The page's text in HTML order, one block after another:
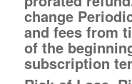
change
and fees from
of the
subscription